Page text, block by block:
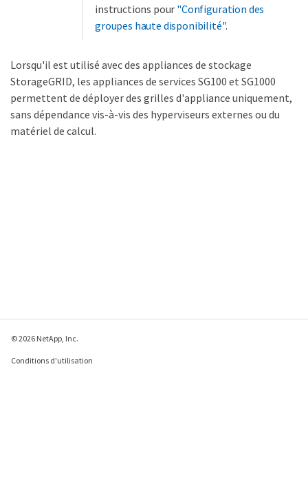
instructions pour "Configuration des
groupes haute disponibilité".
Lorsqu'il est utilisé avec des appliances de stockage
StorageGRID, les appliances de services SG100 et SG1000
permettent de déployer des grilles d'appliance uniquement,
sans dépendance vis-à-vis des hyperviseurs externes ou du
matériel de calcul.
© 2026 NetApp, Inc.
Conditions d'utilisation